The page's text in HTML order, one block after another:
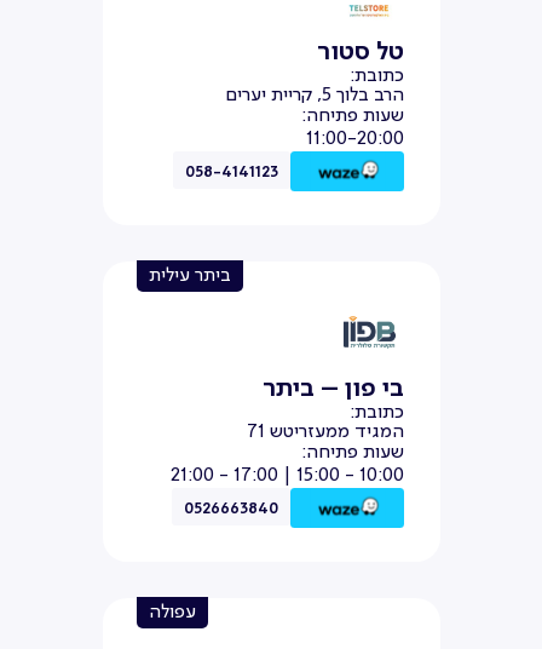
טל סטור
כתובת:
הרב בלוך 5, קריית יערים
שעות פתיחה:
11:00-20:00
058-4141123
בי פון – ביתר
כתובת:
המגיד ממעזריטש 71
שעות פתיחה:
10:00 - 15:00 | 17:00 - 21:00
0526663840
ביתר עילית
עפולה